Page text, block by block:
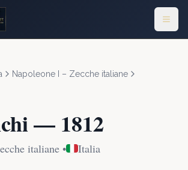
Napoleone I – Zecche italiane
— 1812
italiane • Italia